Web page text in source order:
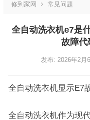
修到家网 常见问题
全自动洗衣机e7是
故障代
发布: 2026年2月
全自动洗衣机显示E7
全自动洗衣机作为现